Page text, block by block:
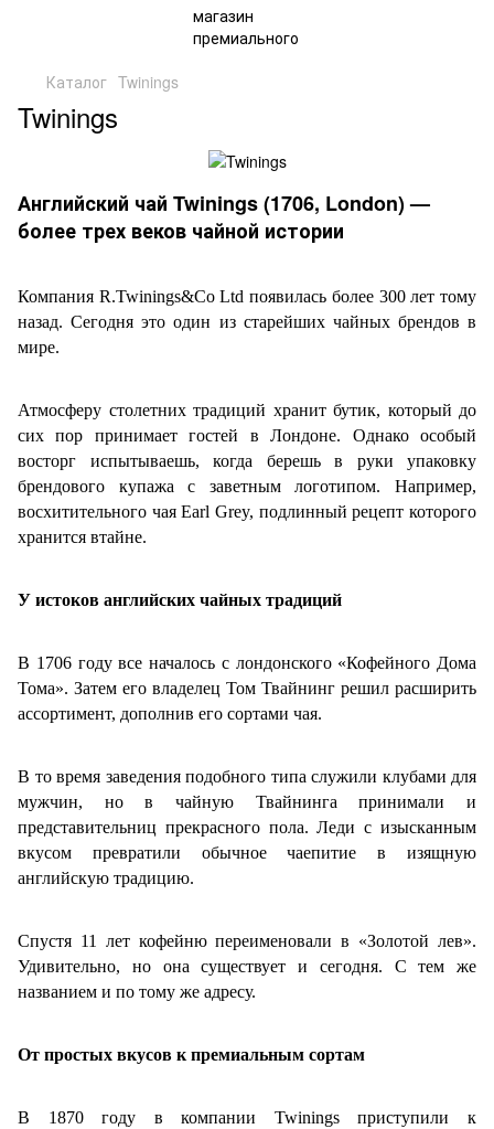
Каталог Twinings
Twinings
Английский чай Twinings (1706, London) —
более трех веков чайной истории
Компания R.Twinings&Co Ltd появилась более 300 лет тому
назад. Сегодня это один из старейших чайных брендов в
мире.
Атмосферу столетних традиций хранит бутик, который до
сих пор принимает гостей в Лондоне. Однако особый
восторг испытываешь, когда берешь в руки упаковку
брендового купажа с заветным логотипом. Например,
восхитительного чая Earl Grey, подлинный рецепт которого
хранится втайне.
У истоков английских чайных традиций
В 1706 году все началось с лондонского «Кофейного Дома
Тома». Затем его владелец Том Твайнинг решил расширить
ассортимент, дополнив его сортами чая.
В то время заведения подобного типа служили клубами для
мужчин, но в чайную Твайнинга принимали и
представительниц прекрасного пола. Леди с изысканным
вкусом превратили обычное чаепитие в изящную
английскую традицию.
Спустя 11 лет кофейню переименовали в «Золотой лев».
Удивительно, но она существует и сегодня. С тем же
названием и по тому же адресу.
От простых вкусов к премиальным сортам
В 1870 году в компании Twinings приступили к